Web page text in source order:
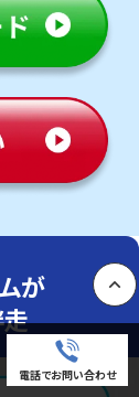
が
電話でお問い合わせ